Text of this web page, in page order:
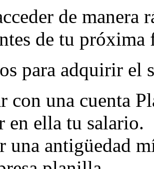
de manera
de tu próxima
para adquirir el
con una cuenta
en ella tu salario.
una antigüedad